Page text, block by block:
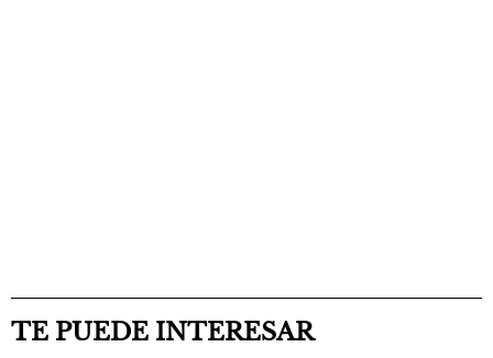
TE PUEDE INTERESAR